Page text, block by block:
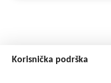
Korisnička podrška